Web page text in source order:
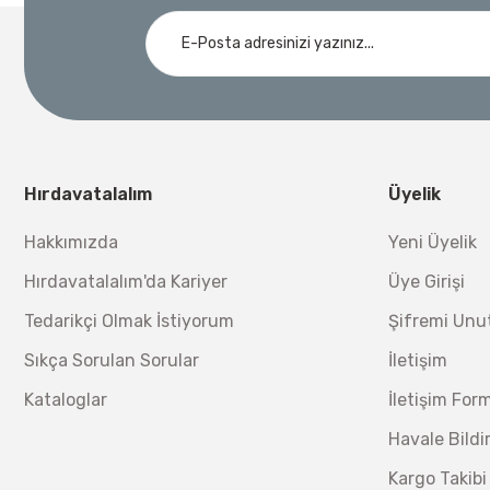
Ücretsiz Nakliye
3.000,00 TL
Demiriz Kaynak
Demiriz DCP-3 Bakır Boru Kaynak Makinesi 3 kVA
Nora
Hırdavatalalım
Hakkımızda
Hırdavatalalım'da Kariyer
Tedarikçi Olmak İstiyorum
Sıkça Sorulan Sorular
Kataloglar
Üyelik
Yeni Üyelik
Üye Girişi
Şifremi
İletişim
İletişim
Havale
Kargo Takibi